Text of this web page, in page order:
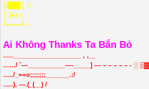
║███║ ♫
║ (●) ♫
╚═══╝♪♪
Ai Không Thanks Ta Bắn Bỏ
…..____________________ , ,__
……/ `—___________—-_____] –– – – – – – - ░
…../_==o;;;;;;;;_______.:/
…..), —.(_(__) /